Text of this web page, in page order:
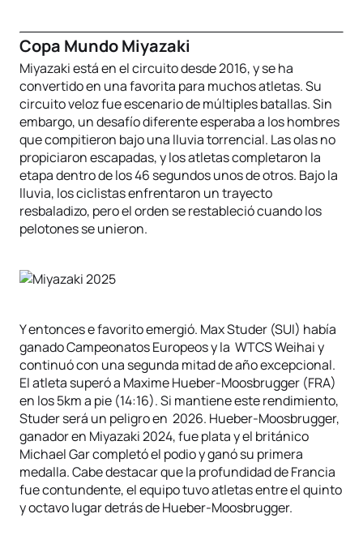
Copa Mundo Miyazaki
Miyazaki está en el circuito desde 2016, y se ha
convertido en una favorita para muchos atletas. Su
circuito veloz fue escenario de múltiples batallas. Sin
embargo, un desafío diferente esperaba a los hombres
que compitieron bajo una lluvia torrencial. Las olas no
propiciaron escapadas, y los atletas completaron la
etapa dentro de los 46 segundos unos de otros. Bajo la
lluvia, los ciclistas enfrentaron un trayecto
resbaladizo, pero el orden se restableció cuando los
pelotones se unieron.
Y entonces e favorito emergió. Max Studer (SUI) había
ganado Campeonatos Europeos y la WTCS Weihai y
continuó con una segunda mitad de año excepcional.
El atleta superó a Maxime Hueber-Moosbrugger (FRA)
en los 5km a pie (14:16). Si mantiene este rendimiento,
Studer será un peligro en 2026. Hueber-Moosbrugger,
ganador en Miyazaki 2024, fue plata y el británico
Michael Gar completó el podio y ganó su primera
medalla. Cabe destacar que la profundidad de Francia
fue contundente, el equipo tuvo atletas entre el quinto
y octavo lugar detrás de Hueber-Moosbrugger.